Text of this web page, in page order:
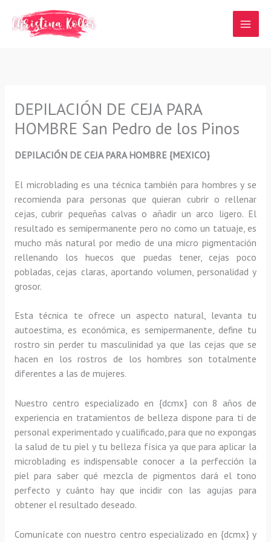
contenido
DEPILACIÓN DE CEJA PARA
HOMBRE San Pedro de los Pinos
DEPILACIÓN DE CEJA PARA HOMBRE {MEXICO}
El microblading es una técnica también para hombres y se
recomienda para personas que quieran cubrir o rellenar
cejas, cubrir pequeñas calvas o añadir un arco ligero.El
resultado es semipermanente pero no como un tatuaje, es
mucho más natural por medio de una micro pigmentación
rellenando los huecos que puedas tener, cejas poco
pobladas, cejas claras, aportando volumen, personalidad y
grosor.
Esta técnica te ofrece un aspecto natural, levanta tu
autoestima, es económica, es semipermanente, define tu
rostro sin perder tu masculinidad ya que las cejas que se
hacen en los rostros de los hombres son totalmente
diferentes a las de mujeres.
Nuestro centro especializado en {dcmx} con 8 años de
experiencia en tratamientos de belleza dispone para ti de
personal experimentado y cualificado, para que no expongas
la salud de tu piel y tu belleza física ya que para aplicar la
microblading es indispensable conocer a la perfección la
piel para saber qué mezcla de pigmentos dará el tono
perfecto y cuánto hay que incidir con las agujas para
obtener el resultado deseado.
Comunícate con nuestro centro especializado en {dcmx} y